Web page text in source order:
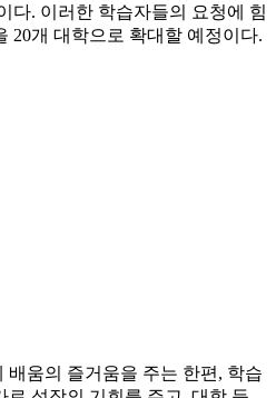
다. 이러한 학습자들의 요청에 힘
20개 대학으로 확대할 예정이다.
움의 즐거움을 주는 한편, 학습